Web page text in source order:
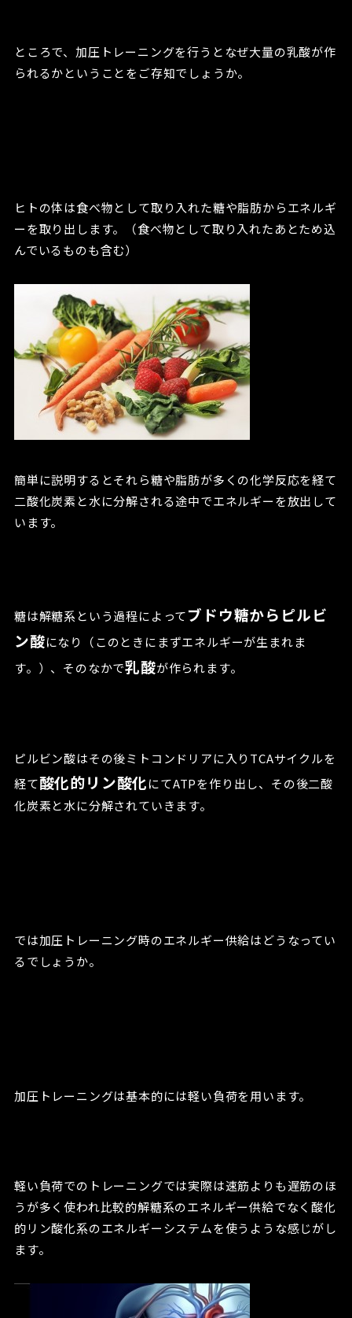
ところで、加圧トレーニングを行うとなぜ大量の乳酸が作
られるかということをご存知でしょうか。
ヒトの体は食べ物として取り入れた糖や脂肪からエネルギ
ーを取り出します。（食べ物として取り入れたあとため込
んでいるものも含む）
簡単に説明するとそれら糖や脂肪が多くの化学反応を経て
二酸化炭素と水に分解される途中でエネルギーを放出して
います。
糖は解糖系という過程によってブドウ糖からピルビ
ン酸になり（このときにまずエネルギーが生まれま
す。）、そのなかで乳酸が作られます。
ピルビン酸はその後ミトコンドリアに入りTCAサイクルを
経て酸化的リン酸化にてATPを作り出し、その後二酸
化炭素と水に分解されていきます。
では加圧トレーニング時のエネルギー供給はどうなってい
るでしょうか。
加圧トレーニングは基本的には軽い負荷を用います。
軽い負荷でのトレーニングでは実際は速筋よりも遅筋のほ
うが多く使われ比較的解糖系のエネルギー供給でなく酸化
的リン酸化系のエネルギーシステムを使うような感じがし
ます。